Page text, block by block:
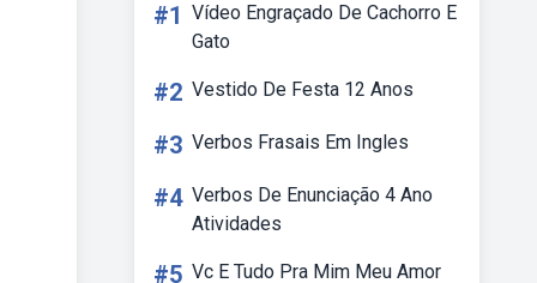
#1 Vídeo Engraçado De Cachorro E
Gato
#2 Vestido De Festa 12 Anos
#3 Verbos Frasais Em Ingles
#4 Verbos De Enunciação 4 Ano
Atividades
#5 Vc E Tudo Pra Mim Meu Amor